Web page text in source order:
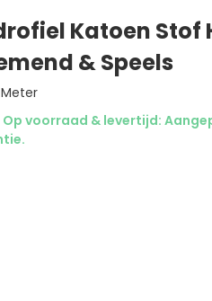
Katoen Stof
& Speels
Op voorraad & levertijd: